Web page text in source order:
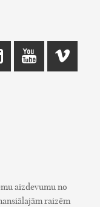
aizdevumu no
raizēm